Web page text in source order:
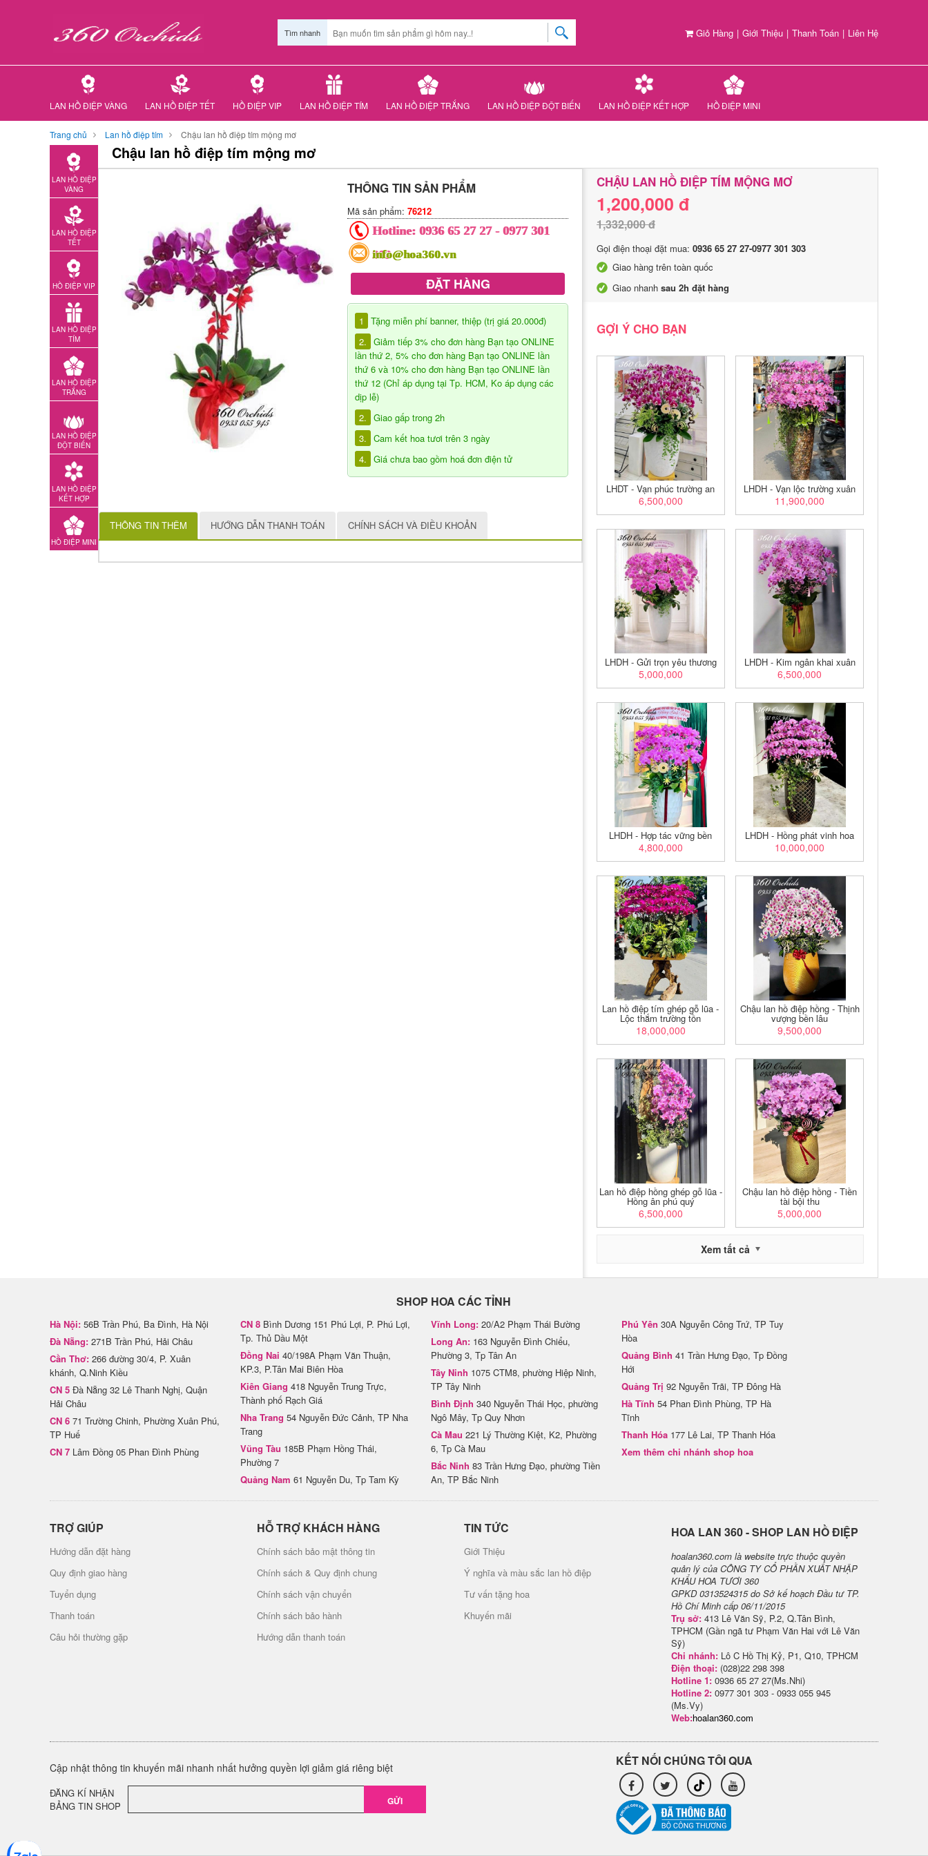
Giỏ Hàng | Giới Thiệu | Thanh Toán | Liên Hệ
Tìm nhanh
LAN HỒ ĐIỆP VÀNG LAN HỒ ĐIỆP TẾT HỒ ĐIỆP VIP LAN HỒ ĐIỆP TÍM LAN HỒ ĐIỆP TRẮNG LAN HỒ ĐIỆP ĐỘT BIẾN LAN HỒ ĐIỆP KẾT HỢP HỒ ĐIỆP MINI
Trang chủ Lan hồ điệp tím Chậu lan hồ điệp tím mộng mơ
LAN HỒ ĐIỆP
VÀNG
LAN HỒ ĐIỆP
TẾT
HỒ ĐIỆP VIP
LAN HỒ ĐIỆP
TÍM
LAN HỒ ĐIỆP
TRẮNG
LAN HỒ ĐIỆP
ĐỘT BIẾN
LAN HỒ ĐIỆP
KẾT HỢP
HỒ ĐIỆP MINI
Chậu lan hồ điệp tím mộng mơ
THÔNG TIN SẢN PHẨM
Mã sản phẩm: 76212
Hotline: 0936 65 27 27 - 0977 301
303
info@hoa360.vn
ĐẶT HÀNG
1
Tặng miễn phí banner, thiệp (trị giá 20.000đ)
2. Giảm tiếp 3% cho đơn hàng Bạn tạo ONLINE
lần thứ 2, 5% cho đơn hàng Bạn tạo ONLINE lần
thứ 6 và 10% cho đơn hàng Bạn tạo ONLINE lần
thứ 12 (Chỉ áp dụng tại Tp. HCM, Ko áp dụng các
dịp lễ)
2. Giao gấp trong 2h
3. Cam kết hoa tươi trên 3 ngày
4. Giá chưa bao gồm hoá đơn điện tử
THÔNG TIN THÊM HƯỚNG DẪN THANH TOÁN CHÍNH SÁCH VÀ ĐIỀU KHOẢN
CHẬU LAN HỒ ĐIỆP TÍM MỘNG MƠ
1,200,000 đ
1,332,000 đ
Gọi điện thoại đặt mua: 0936 65 27 27-0977 301 303
Giao hàng trên toàn quốc
Giao nhanh sau 2h đặt hàng
GỢI Ý CHO BẠN
LHDT - Vạn phúc trường an
6,500,000
LHDH - Vạn lộc trường xuân
11,900,000
LHDH - Gửi trọn yêu thương
5,000,000
LHDH - Kim ngân khai xuân
6,500,000
LHDH - Hợp tác vững bền
4,800,000
LHDH - Hồng phát vinh hoa
10,000,000
Lan hồ điệp tím ghép gỗ lũa -
Lộc thắm trường tồn
18,000,000
Chậu lan hồ điệp hồng - Thịnh
vượng bền lâu
9,500,000
Lan hồ điệp hồng ghép gỗ lũa -
Hồng ân phú quý
6,500,000
Chậu lan hồ điệp hồng - Tiền
tài bội thu
5,000,000
Xem tất cả
SHOP HOA CÁC TỈNH
Hà Nội: 56B Trần Phú, Ba Đình, Hà Nội
Đà Nẵng: 271B Trần Phú, Hải Châu
Cần Thơ: 266 đường 30/4, P. Xuân
khánh, Q.Ninh Kiều
CN 5 Đà Nẵng 32 Lê Thanh Nghị, Quận
Hải Châu
CN 6 71 Trường Chinh, Phường Xuân Phú,
TP Huế
CN 7 Lâm Đồng 05 Phan Đình Phùng
CN 8 Bình Dương 151 Phú Lợi, P. Phú Lợi,
Tp. Thủ Dầu Một
Đồng Nai 40/198A Phạm Văn Thuận,
KP.3, P.Tân Mai Biên Hòa
Kiên Giang 418 Nguyễn Trung Trực,
Thành phố Rạch Giá
Nha Trang 54 Nguyễn Đức Cảnh, TP Nha
Trang
Vũng Tàu 185B Phạm Hồng Thái,
Phường 7
Quảng Nam 61 Nguyễn Du, Tp Tam Kỳ
Vĩnh Long: 20/A2 Phạm Thái Bường
Long An: 163 Nguyễn Đình Chiểu,
Phường 3, Tp Tân An
Tây Ninh 1075 CTM8, phường Hiệp Ninh,
TP Tây Ninh
Bình Định 340 Nguyễn Thái Học, phường
Ngô Mây, Tp Quy Nhơn
Cà Mau 221 Lý Thường Kiệt, K2, Phường
6, Tp Cà Mau
Bắc Ninh 83 Trần Hưng Đạo, phường Tiền
An, TP Bắc Ninh
Phú Yên 30A Nguyễn Công Trứ, TP Tuy
Hòa
Quảng Bình 41 Trần Hưng Đạo, Tp Đồng
Hới
Quảng Trị 92 Nguyễn Trãi, TP Đông Hà
Hà Tĩnh 54 Phan Đình Phùng, TP Hà
Tĩnh
Thanh Hóa 177 Lê Lai, TP Thanh Hóa
Xem thêm chi nhánh shop hoa
TRỢ GIÚP
Hướng dẫn đặt hàng
Quy định giao hàng
Tuyển dụng
Thanh toán
Câu hỏi thường gặp
HỖ TRỢ KHÁCH HÀNG
Chính sách bảo mật thông tin
Chính sách & Quy định chung
Chính sách vận chuyển
Chính sách bảo hành
Hướng dẫn thanh toán
TIN TỨC
Giới Thiệu
Ý nghĩa và màu sắc lan hồ điệp
Tư vấn tặng hoa
Khuyến mãi
H​OA LAN 360 - SHOP LAN HỒ ĐIỆP
hoalan360.com là website trực thuộc quyền
quản lý của CÔNG TY CỔ PHẦN XUẤT NHẬP
KHẨU HOA TƯƠI 360
GPKD 0313524315 do Sở kế hoạch Đầu tư TP.
Hồ Chí Minh cấp 06/11/2015
Trụ sở: 413 Lê Văn Sỹ, P.2, Q.Tân Bình,
TPHCM (Gần ngã tư Phạm Văn Hai với Lê Văn
Sỹ)
Chi nhánh: Lô C Hồ Thị Kỷ, P1, Q10, TPHCM
Điện thoại: (028)22 298 398
Hotline 1: 0936 65 27 27(Ms.Nhi)
Hotline 2: 0977 301 303 - 0933 055 945
(Ms.Vy)
Web:hoalan360.com
Cập nhật thông tin khuyến mãi nhanh nhất hưởng quyền lợi giảm giá riêng biệt
ĐĂNG KÍ NHẬN
BẢNG TIN SHOP
GỬI
KẾT NỐI CHÚNG TÔI QUA